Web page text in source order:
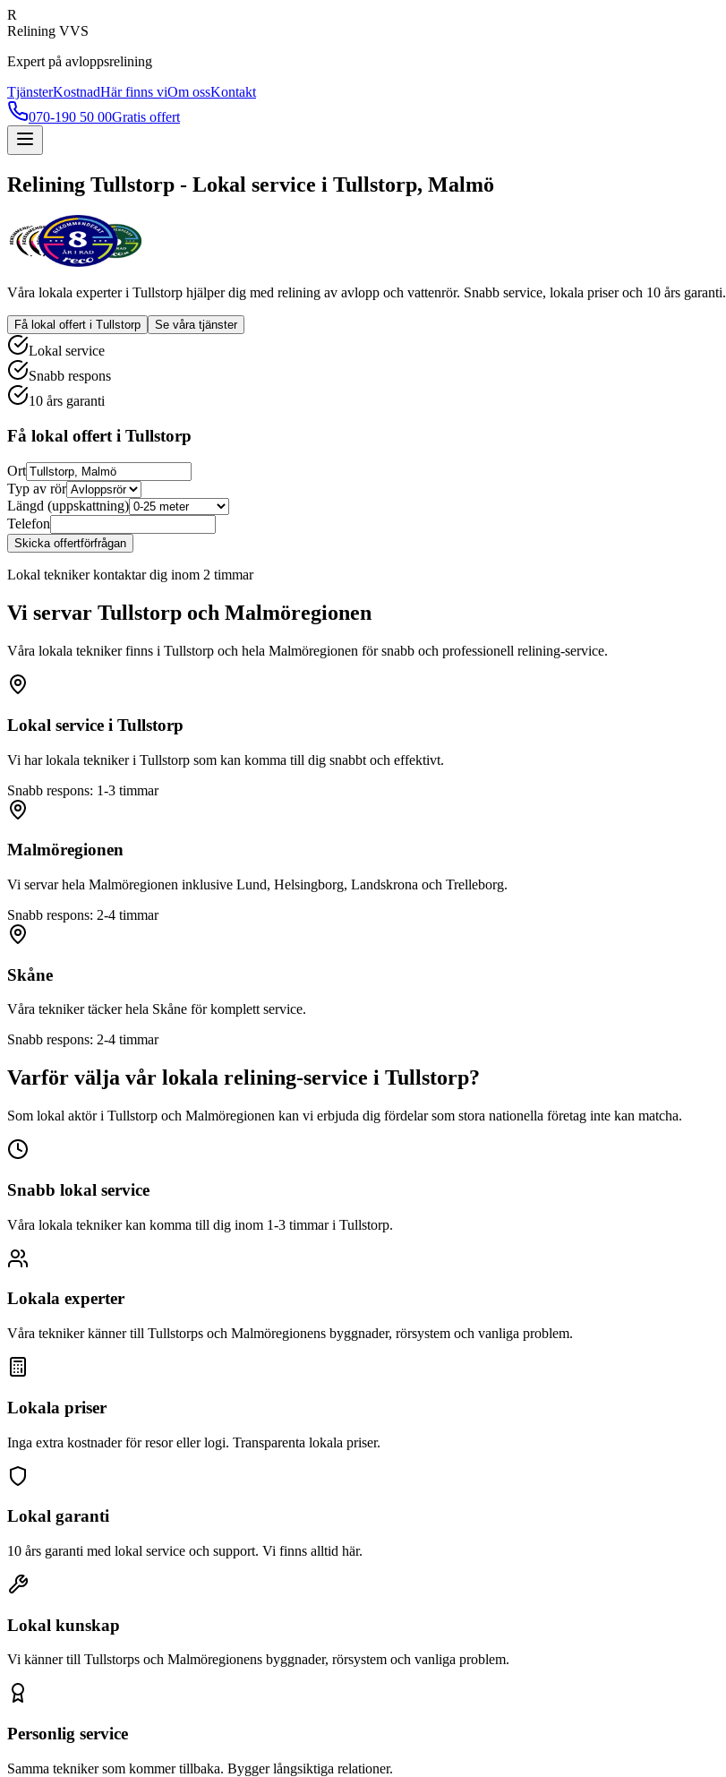
R
Relining VVS
Expert på avloppsrelining
TjänsterKostnadHär finns viOm ossKontakt
070-190 50 00Gratis offert
Relining Tullstorp - Lokal service i Tullstorp, Malmö
Våra lokala experter i Tullstorp hjälper dig med relining av avlopp och vattenrör. Snabb service, lokala priser och 10 års garanti.
Få lokal offert i Tullstorp Se våra tjänster
Lokal service
Snabb respons
10 års garanti
Få lokal offert i Tullstorp
Ort
Typ av rör
Längd (uppskattning)
Telefon
Skicka offertförfrågan
Lokal tekniker kontaktar dig inom 2 timmar
Vi servar Tullstorp och Malmöregionen
Våra lokala tekniker finns i Tullstorp och hela Malmöregionen för snabb och professionell relining-service.
Lokal service i Tullstorp
Vi har lokala tekniker i Tullstorp som kan komma till dig snabbt och effektivt.
Snabb respons: 1-3 timmar
Malmöregionen
Vi servar hela Malmöregionen inklusive Lund, Helsingborg, Landskrona och Trelleborg.
Snabb respons: 2-4 timmar
Skåne
Våra tekniker täcker hela Skåne för komplett service.
Snabb respons: 2-4 timmar
Varför välja vår lokala relining-service i Tullstorp?
Som lokal aktör i Tullstorp och Malmöregionen kan vi erbjuda dig fördelar som stora nationella företag inte kan matcha.
Snabb lokal service
Våra lokala tekniker kan komma till dig inom 1-3 timmar i Tullstorp.
Lokala experter
Våra tekniker känner till Tullstorps och Malmöregionens byggnader, rörsystem och vanliga problem.
Lokala priser
Inga extra kostnader för resor eller logi. Transparenta lokala priser.
Lokal garanti
10 års garanti med lokal service och support. Vi finns alltid här.
Lokal kunskap
Vi känner till Tullstorps och Malmöregionens byggnader, rörsystem och vanliga problem.
Personlig service
Samma tekniker som kommer tillbaka. Bygger långsiktiga relationer.